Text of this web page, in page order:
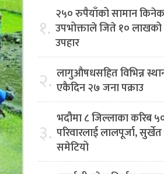
१. २५० रुपैयाँको सामान
उपभोक्ताले जिते १० लाखको
उपहार
२. लागुऔषधसहित विभिन्न
एकैदिन २७ जना पक्राउ
३. भदौमा ८ जिल्लाका करिब
परिवारलाई लालपूर्जा,
समेटियो